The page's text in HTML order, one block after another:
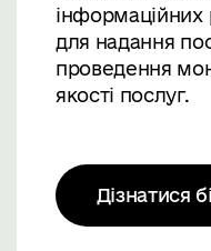
інформаційних
для надання
проведення
якості послуг.
Дізнатися